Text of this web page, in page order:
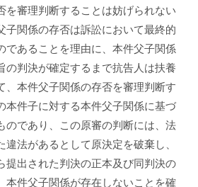
を審理判断することは妨げられない
子関係の存否は訴訟において最終的
であることを理由に、本件父子関係
の判決が確定するまで抗告人は扶養
、本件父子関係の存否を審理判断す
本件子に対する本件父子関係に基づ
のであり、この原審の判断には、法
法があるとして原決定を破棄し、
提出された判決の正本及び同判決の
本件父子関係が存在しないことを確